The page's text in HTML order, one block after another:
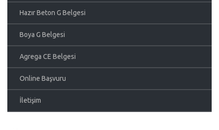
Hazır Beton G Belgesi
Boya G Belgesi
Agrega CE Belgesi
Online Başvuru
İletişim